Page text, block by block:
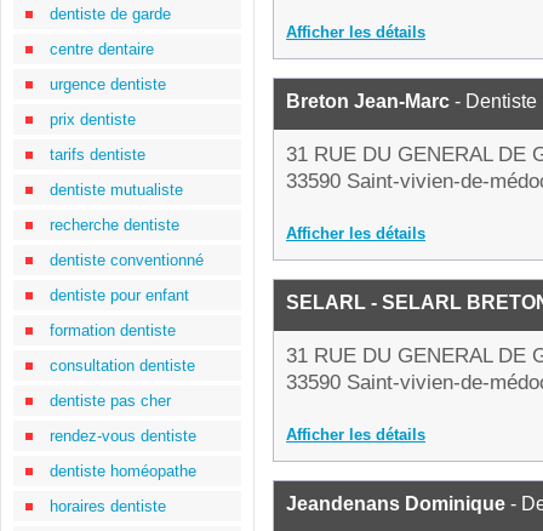
dentiste de garde
centre dentaire
urgence dentiste
prix dentiste
tarifs dentiste
dentiste mutualiste
recherche dentiste
dentiste conventionné
dentiste pour enfant
formation dentiste
consultation dentiste
dentiste pas cher
rendez-vous dentiste
dentiste homéopathe
horaires dentiste
Afficher les détails
Breton Jean-Marc - Dentiste
31 RUE DU GENERAL DE
33590 Saint-vivien-de-
Afficher les détails
SELARL - SELARL
31 RUE DU GENERAL DE
33590 Saint-vivien-de-
Afficher les détails
Jeandenans Dominique -